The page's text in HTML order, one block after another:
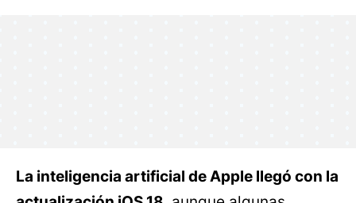
La inteligencia artificial de Apple llegó con la